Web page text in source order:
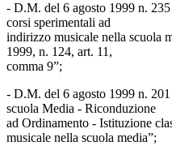
- D.M. del 6 agosto 1999 n.
corsi sperimentali ad
indirizzo musicale nella scuola
1999, n. 124, art. 11,
comma 9”;
- D.M. del 6 agosto 1999 n.
scuola Media - Riconduzione
ad Ordinamento - Istituzione
musicale nella scuola media”;